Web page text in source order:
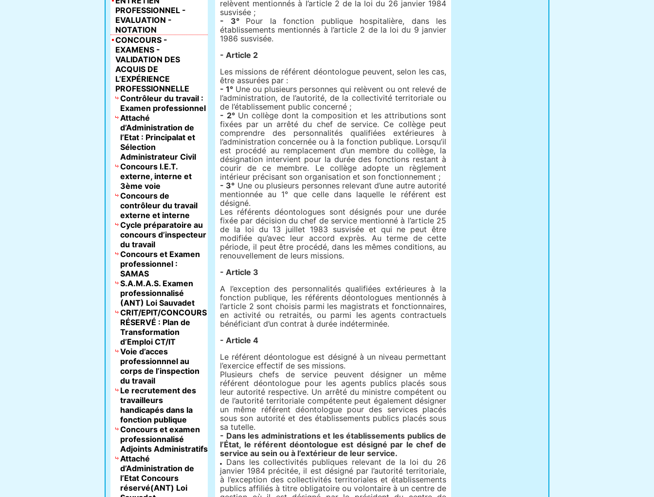
relèvent mentionnés à l’article 2 de la loi du 26 janvier 1984
susvisée ;
- 3° Pour la fonction publique hospitalière, dans les
établissements mentionnés à l’article 2 de la loi du 9 janvier
1986 susvisée.
- Article 2
Les missions de référent déontologue peuvent, selon les cas,
être assurées par :
- 1° Une ou plusieurs personnes qui relèvent ou ont relevé de
l’administration, de l’autorité, de la collectivité territoriale ou
de l’établissement public concerné ;
- 2°Un collège dont la composition et les attributions sont
fixées par un arrêté du chef de service. Ce collège peut
comprendre des personnalités qualifiées extérieures à
l’administration concernée ou à la fonction publique. Lorsqu’il
est procédé au remplacement d’un membre du collège, la
désignation intervient pour la durée des fonctions restant à
courir de ce membre. Le collège adopte un règlement
intérieur précisant son organisation et son fonctionnement ;
- 3° Une ou plusieurs personnes relevant d’une autre autorité
mentionnée au 1° que celle dans laquelle le référent est
désigné.
Les référents déontologues sont désignés pour une durée
fixée par décision du chef de service mentionné à l’article 25
de la loi du 13 juillet 1983 susvisée et qui ne peut être
modifiée qu’avec leur accord exprès. Au terme de cette
période, il peut être procédé, dans les mêmes conditions, au
renouvellement de leurs missions.
- Article 3
A l’exception des personnalités qualifiées extérieures à la
fonction publique, les référents déontologues mentionnés à
l’article 2 sont choisis parmi les magistrats et fonctionnaires,
en activité ou retraités, ou parmi les agents contractuels
bénéficiant d’un contrat à durée indéterminée.
- Article 4
Le référent déontologue est désigné à un niveau permettant
l’exercice effectif de ses missions.
Plusieurs chefs de service peuvent désigner un même
référent déontologue pour les agents publics placés sous
leur autorité respective. Un arrêté du ministre compétent ou
de l’autorité territoriale compétente peut également désigner
un même référent déontologue pour des services placés
sous son autorité et des établissements publics placés sous
sa tutelle.
- Dans les administrations et les établissements publics de
l’État, le référent déontologue est désigné par le chef de
service au sein ou à l’extérieur de leur service.
Dans les collectivités publiques relevant de la loi du 26
janvier 1984 précitée, il est désigné par l’autorité territoriale,
à l’exception des collectivités territoriales et établissements
publics affiliés à titre obligatoire ou volontaire à un centre de
PROFESSIONNEL -
EVALUATION -
NOTATION
CONCOURS -
EXAMENS -
VALIDATION DES
ACQUIS DE
L’EXPÉRIENCE
PROFESSIONNELLE
Contrôleur du travail :
Examen professionnel
Attaché
d’Administration de
l’Etat : Principalat et
Sélection
Administrateur Civil
Concours I.E.T.
externe, interne et
3ème voie
Concours de
contrôleur du travail
externe et interne
Cycle préparatoire au
concours d’inspecteur
du travail
Concours et Examen
professionnel :
SAMAS
S.A.M.A.S. Examen
professionnalisé
(ANT) Loi Sauvadet
CRIT/EPIT/CONCOURS
RÉSERVÉ : Plan de
Transformation
d’Emploi CT/IT
Voie d’acces
professionnnel au
corps de l’inspection
du travail
Le recrutement des
travailleurs
handicapés dans la
fonction publique
Concours et examen
professionnalisé
Adjoints Administratifs
Attaché
d’Administration de
l’Etat Concours
réservé(ANT) Loi